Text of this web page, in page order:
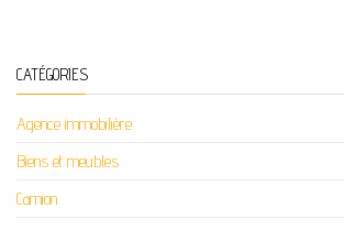
CATÉGORIES
Agence immobilière
Biens et meubles
Camion